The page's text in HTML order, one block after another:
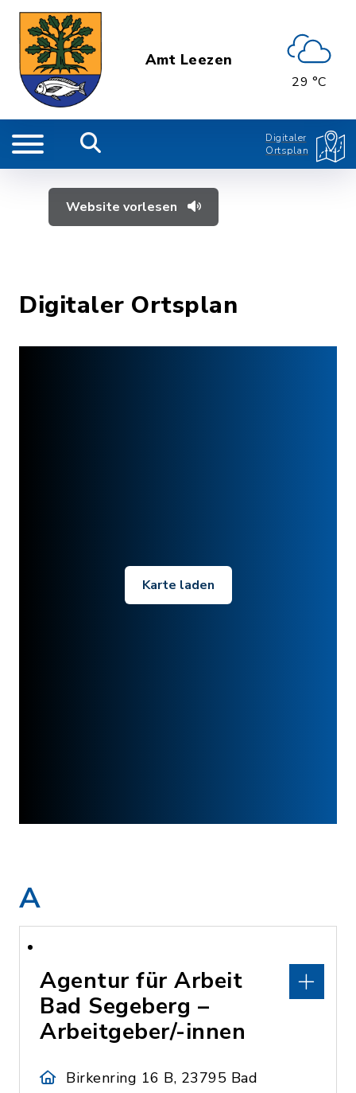
Amt Leezen
29 °C
Digitaler
Ortsplan
Website vorlesen
Digitaler Ortsplan
Karte laden
A
Agentur für Arbeit
Bad Segeberg –
Arbeitgeber/-innen
Birkenring 16 B, 23795 Bad